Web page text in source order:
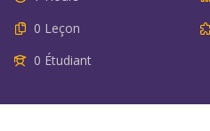
0 Leçon
0 Étudiant